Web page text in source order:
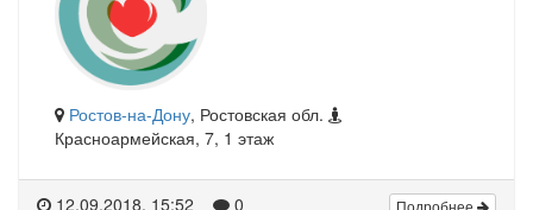
Ростов-на-Дону, Ростовская обл.
Красноармейская, 7, 1 этаж
12.09.2018, 15:52 0